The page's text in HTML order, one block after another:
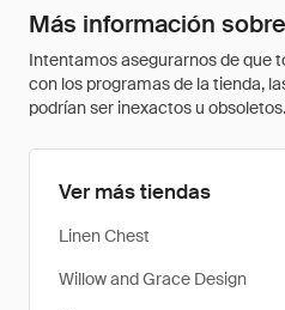
Más información
Intentamos asegurarnos de que
con los programas de la tienda,
podrían ser inexactos u
Ver más tiendas
Linen Chest
Willow and Grace Design